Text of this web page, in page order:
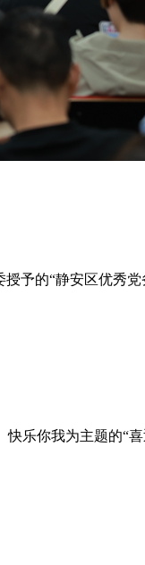
予的“静安区优秀
乐你我为主题的“